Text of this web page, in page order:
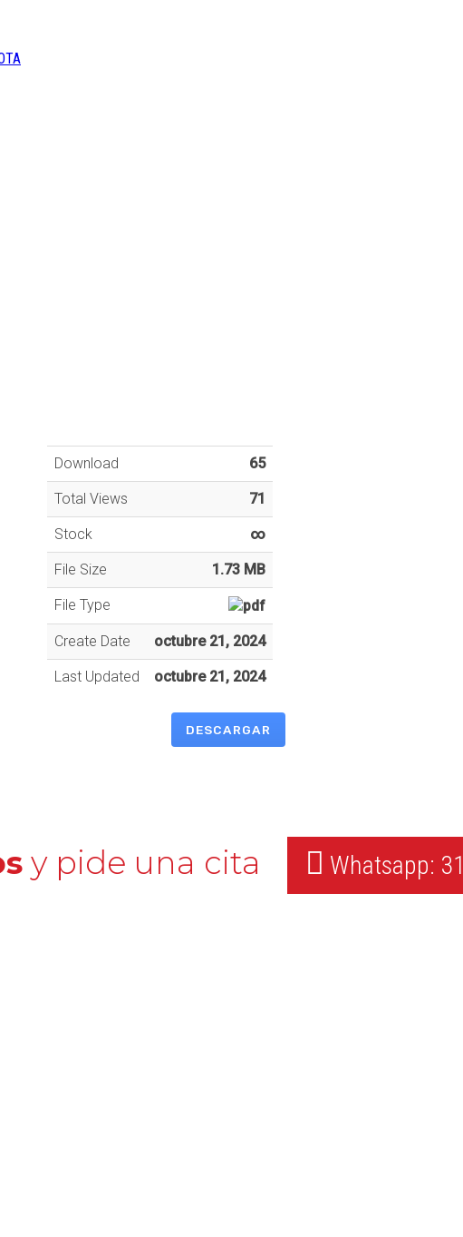
Download 65
Total Views 71
Stock ∞
File Size 1.73 MB
File Type
Create Date octubre 21, 2024
Last Updated octubre 21, 2024
DESCARGAR
y pide una cita Whatsapp: